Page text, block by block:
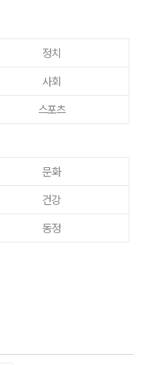
정치
사회
스포츠
문화
건강
동정